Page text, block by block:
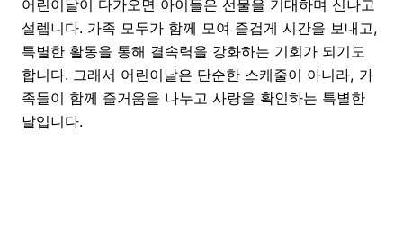
어린이날이 다가오면 아이들은 선물을 기대하며 신나고
설렙니다. 가족 모두가 함께 모여 즐겁게 시간을 보내고,
특별한 활동을 통해 결속력을 강화하는 기회가 되기도
합니다. 그래서 어린이날은 단순한 스케줄이 아니라, 가
족들이 함께 즐거움을 나누고 사랑을 확인하는 특별한
날입니다.